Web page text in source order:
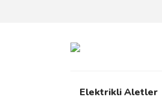
Elektrikli Aletler